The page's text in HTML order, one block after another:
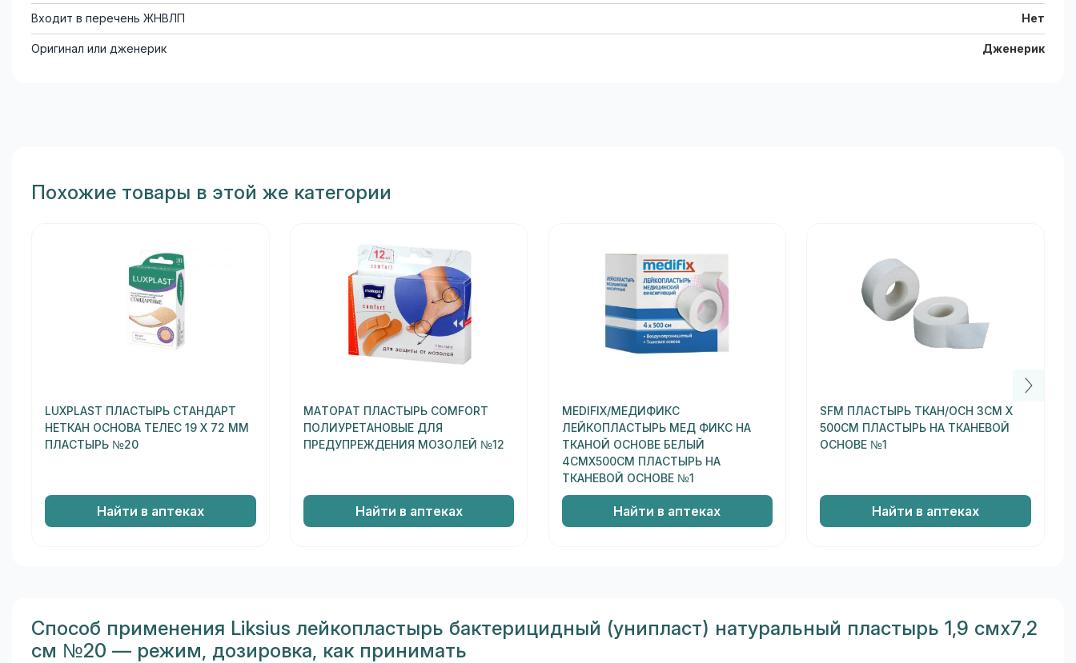
Входит в перечень ЖНВЛП Нет
Оригинал или дженерик Дженерик
Похожие товары в этой же категории
LUXPLAST ПЛАСТЫРЬ СТАНДАРТ
НЕТКАН ОСНОВА ТЕЛЕС 19 Х 72 ММ
ПЛАСТЫРЬ №20
Найти в аптеках
MATOPAT ПЛАСТЫРЬ COMFORT
ПОЛИУРЕТАНОВЫЕ ДЛЯ
ПРЕДУПРЕЖДЕНИЯ МОЗОЛЕЙ №12
Найти в аптеках
MEDIFIX/МЕДИФИКС
ЛЕЙКОПЛАСТЫРЬ МЕД ФИКС НА
ТКАНОЙ ОСНОВЕ БЕЛЫЙ
4СМХ500СМ ПЛАСТЫРЬ НА
ТКАНЕВОЙ ОСНОВЕ №1
Найти в аптеках
SFM ПЛАСТЫРЬ ТКАН/ОСН 3СМ Х
500СМ ПЛАСТЫРЬ НА ТКАНЕВОЙ
ОСНОВЕ №1
Найти в аптеках
Способ применения Liksius лейкопластырь бактерицидный (унипласт) натуральный пластырь 1,9 смх7,2
см №20 — режим, дозировка, как принимать